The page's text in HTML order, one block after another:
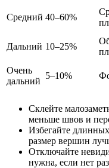
Средний 40–60%
Дальний 10–25%
Очень
дальний
5–10%
Склейте
меньше швов и
Избегайте
размер вершин
Отключайте
нужна, если нет